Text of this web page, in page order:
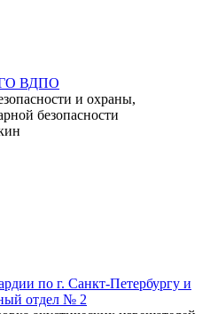
ГО ВДПО
и охраны,
безопасности
по г. Санкт-Петербургу и
отдел № 2